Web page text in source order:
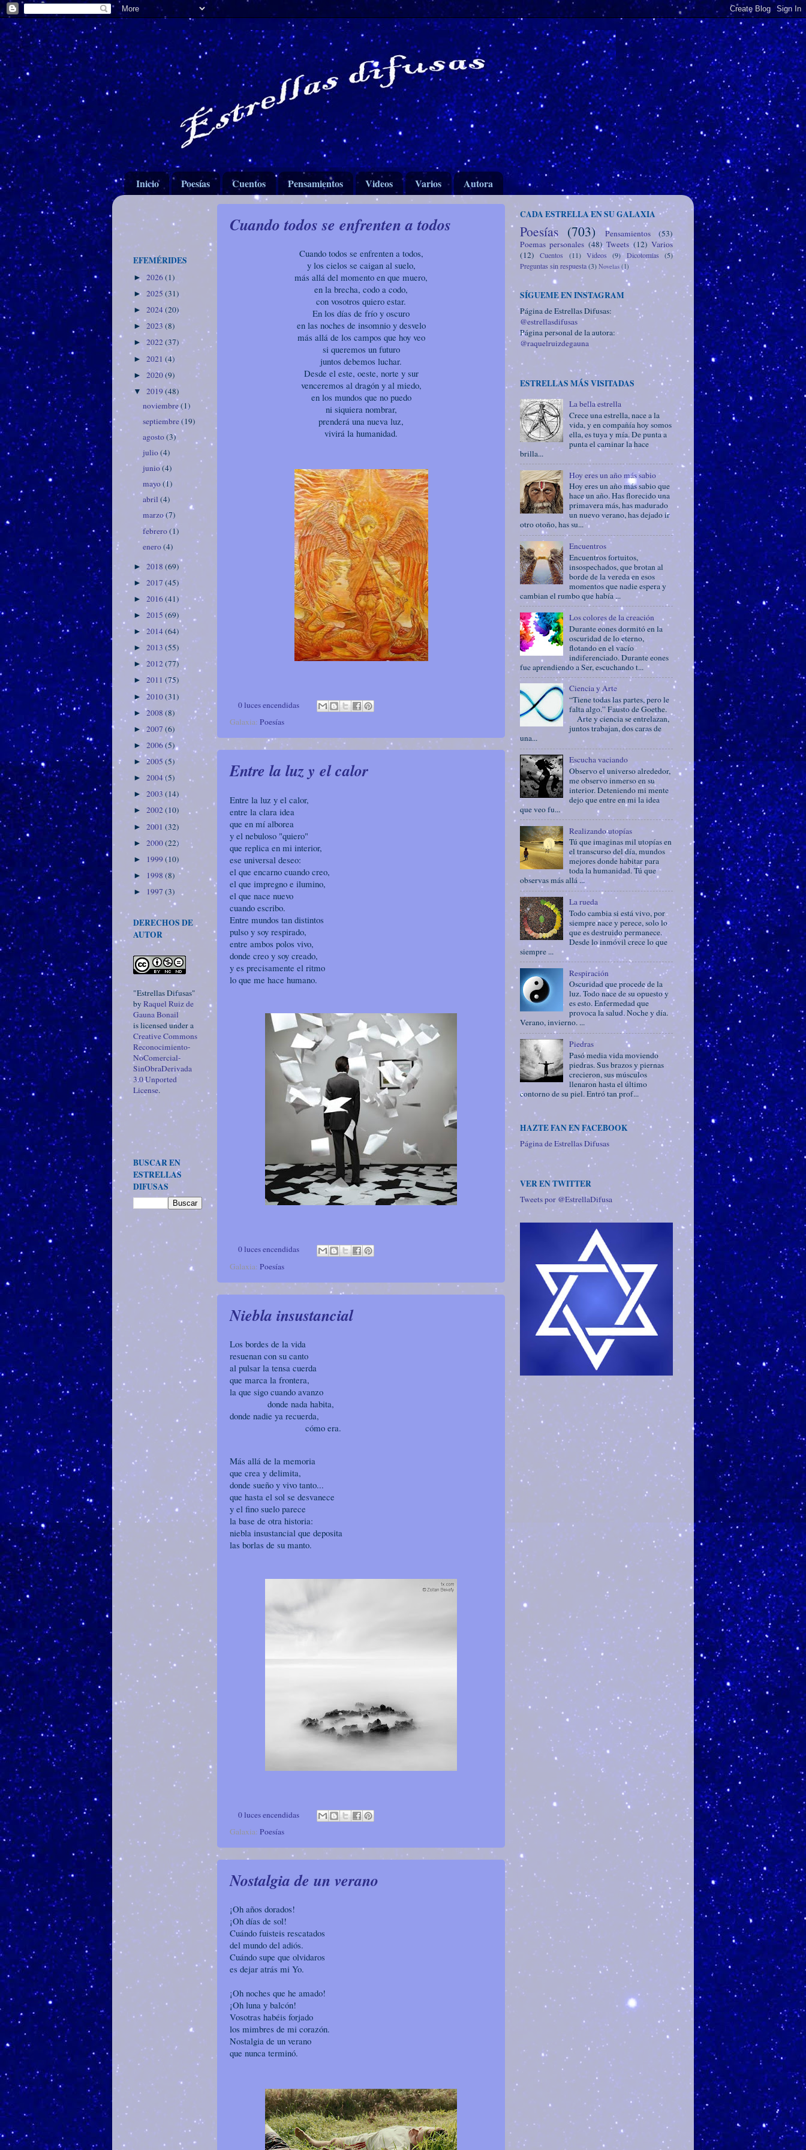
Inicio Poesías Cuentos Pensamientos Videos Varios Autora
Cuando todos se enfrenten a todos
Cuando todos se enfrenten a todos,
y los cielos se caigan al suelo,
más allá del momento en que muero,
en la brecha, codo a codo,
con vosotros quiero estar.
En los días de frío y oscuro
en las noches de insomnio y desvelo
más allá de los campos que hoy veo
si queremos un futuro
juntos debemos luchar.
Desde el este, oeste, norte y sur
venceremos al dragón y al miedo,
en los mundos que no puedo
ni siquiera nombrar,
prenderá una nueva luz,
vivirá la humanidad.
0 luces encendidas
Galaxia: Poesías
Entre la luz y el calor
Entre la luz y el calor,
entre la clara idea
que en mí alborea
y el nebuloso "quiero"
que replica en mi interior,
ese universal deseo:
el que encarno cuando creo,
el que impregno e ilumino,
el que nace nuevo
cuando escribo.
Entre mundos tan distintos
pulso y soy respirado,
entre ambos polos vivo,
donde creo y soy creado,
y es precisamente el ritmo
lo que me hace humano.
0 luces encendidas
Galaxia: Poesías
Niebla insustancial
Los bordes de la vida
resuenan con su canto
al pulsar la tensa cuerda
que marca la frontera,
la que sigo cuando avanzo
donde nada habita,
donde nadie ya recuerda,
cómo era.
Más allá de la memoria
que crea y delimita,
donde sueño y vivo tanto...
que hasta el sol se desvanece
y el fino suelo parece
la base de otra historia:
niebla insustancial que deposita
las borlas de su manto.
0 luces encendidas
Galaxia: Poesías
Nostalgia de un verano
¡Oh años dorados!
¡Oh días de sol!
Cuándo fuisteis rescatados
del mundo del adiós.
Cuándo supe que olvidaros
es dejar atrás mi Yo.
¡Oh noches que he amado!
¡Oh luna y balcón!
Vosotras habéis forjado
los mimbres de mi corazón.
Nostalgia de un verano
que nunca terminó.
EFEMÉRIDES
► 2026(1)
► 2025 (31)
► 2024(20)
► 2023 (8)
► 2022(37)
► 2021 (4)
► 2020(9)
▼ 2019(48)
noviembre(1)
septiembre(19)
agosto(3)
julio(4)
junio(4)
mayo(1)
abril(4)
marzo(7)
febrero(1)
enero(4)
► 2018 (69)
► 2017 (45)
► 2016(41)
► 2015 (69)
► 2014(64)
► 2013 (55)
► 2012(77)
► 2011 (75)
►2010(31)
►2008 (8)
► 2007 (6)
► 2006(5)
► 2005 (5)
► 2004(5)
► 2003 (14)
► 2002(10)
► 2001 (32)
► 2000(22)
► 1999 (10)
► 1998 (8)
► 1997 (3)
DERECHOS DE
AUTOR
"Estrellas Difusas"
by Raquel Ruiz de
Gauna Bonail
is licensed under a
Creative Commons
Reconocimiento-
NoComercial-
SinObraDerivada
3.0 Unported
License.
BUSCAR EN
ESTRELLAS
DIFUSAS
CADA ESTRELLA EN SU GALAXIA
Poesías (703) Pensamientos
(53)
Poemas personales (48) Tweets (12) Varios
(12)
Cuentos (11) Videos (9) Dicotomías
(5)
Preguntas sin respuesta(3) Novelas (1)
SÍGUEME EN INSTAGRAM
Página de Estrellas Difusas:
@estrellasdifusas
Página personal de la autora:
@raquelruizdegauna
ESTRELLAS MÁS VISITADAS
La bella estrella
Crece una estrella, nace a la
vida, y en compañía hoy somos
ella, es tuya y mía. De punta a
punta el caminar la hace
brilla...
Hoy eres un año más sabio
Hoy eres un año más sabio que
hace un año. Has florecido una
primavera más, has madurado
un nuevo verano, has dejado ir
otro otoño, has su...
Encuentros
Encuentros fortuitos,
insospechados, que brotan al
borde de la vereda en esos
momentos que nadie espera y
cambian el rumbo que había ...
Los colores de la creación
Durante eones dormitó en la
oscuridad de lo eterno,
flotando en el vacío
indiferenciado. Durante eones
fue aprendiendo a Ser, escuchando t...
Ciencia y Arte
“Tiene todas las partes, pero le
falta algo.” Fausto de Goethe.
Arte y ciencia se entrelazan,
juntos trabajan, dos caras de
una...
Escucha vaciando
Observo el universo alrededor,
me observo inmerso en su
interior. Deteniendo mi mente
dejo que entre en mi la idea
que veo fu...
Realizando utopías
Tú que imaginas mil utopías en
el transcurso del día, mundos
mejores donde habitar para
toda la humanidad. Tú que
observas más allá ...
La rueda
Todo cambia si está vivo, por
siempre nace y perece, solo lo
que es destruido permanece.
Desde lo inmóvil crece lo que
siempre ...
Respiración
Oscuridad que procede de la
luz. Todo nace de su opuesto y
es esto. Enfermedad que
provoca la salud. Noche y día.
Verano, invierno. ...
Piedras
Pasó media vida moviendo
piedras. Sus brazos y piernas
crecieron, sus músculos
llenaron hasta el último
contorno de su piel. Entró tan prof...
HAZTE FAN EN FACEBOOK
Página de Estrellas Difusas
VER EN TWITTER
Tweets por @EstrellaDifusa